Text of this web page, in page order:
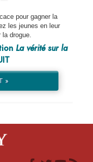
pour gagner la
les jeunes en leur
drogue.
La vérité sur la
»